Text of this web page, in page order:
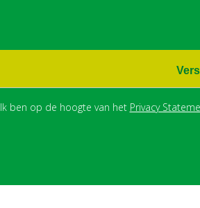
Ik ben op de hoogte van het Privacy